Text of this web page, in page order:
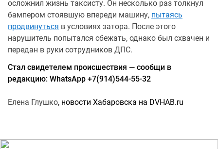
осложнил жизнь таксисту. Он несколько раз толкнул
бампером стоявшую впереди машину, пытаясь
продвинуться в условиях затора. После этого
нарушитель попытался сбежать, однако был схвачен и
передан в руки сотрудников ДПС.
Стал свидетелем происшествия — сообщи в
редакцию: WhatsApp +7(914)544-55-32
Елена Глушко, новости Хабаровска на DVHAB.ru